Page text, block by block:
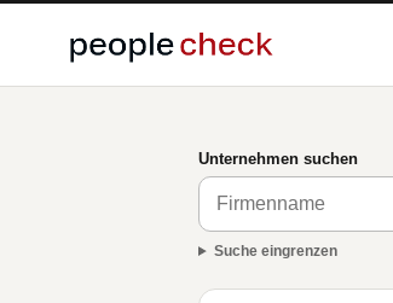
Unternehmen suchen
Suche eingrenzen